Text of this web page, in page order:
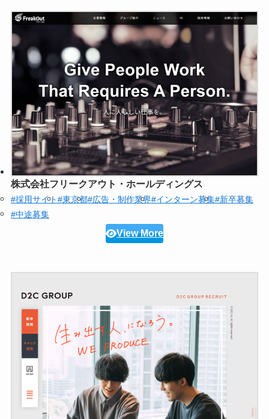
株式会社フリークアウト・ホールディングス
#採用サイト#東京都#広告・制作業界#インターン募集#新卒募集
#中途募集
View More